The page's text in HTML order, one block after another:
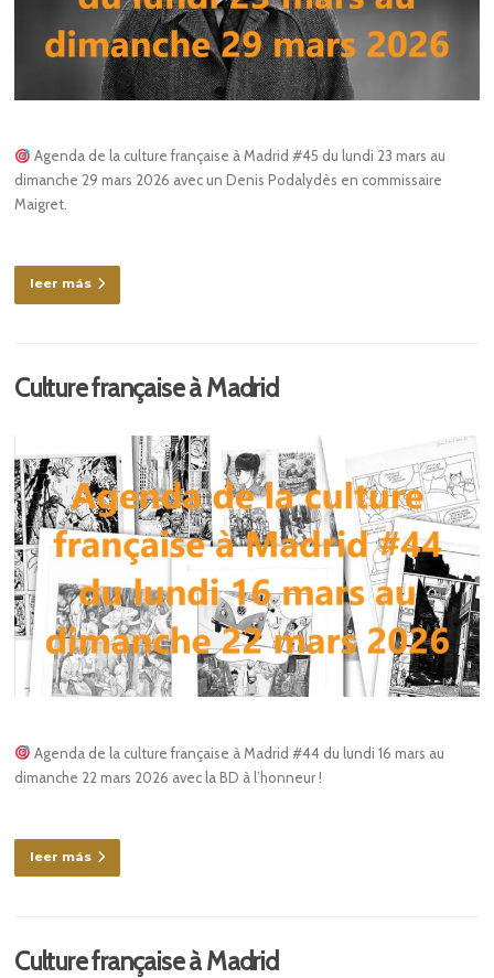
Agenda de la culture française à Madrid #45 du lundi 23 mars au
dimanche 29 mars 2026 avec un Denis Podalydès en commissaire
Maigret.
leer más
Culture française à Madrid
Agenda de la culture française à Madrid #44 du lundi 16 mars au
dimanche 22 mars 2026 avec la BD à l’honneur !
leer más
Culture française à Madrid